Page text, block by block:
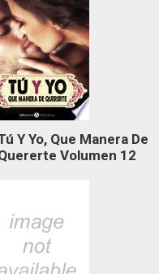
Y Yo, Que Manera De
Volumen 12